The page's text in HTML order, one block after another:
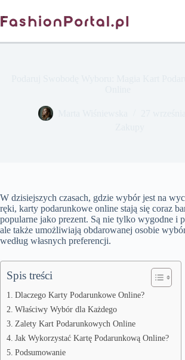
do
treści
W dzisiejszych czasach, gdzie wybór jest na
ręki, karty podarunkowe online stają się coraz
popularne jako prezent. Są nie tylko wygodne i
ale także umożliwiają obdarowanej osobie
według własnych preferencji.
Spis treści
Dlaczego Karty Podarunkowe Online?
Właściwy Wybór dla Każdego
Zalety Kart Podarunkowych Online
Jak Wykorzystać Kartę Podarunkową Online?
Podsumowanie